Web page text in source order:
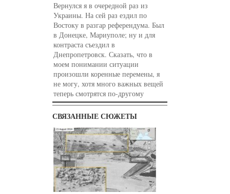
Вернулся я в очередной раз из
Украины. На сей раз ездил по
Востоку в разгар референдума. Был
в Донецке, Мариуполе; ну и для
контраста съездил в
Днепропетровск. Сказать, что в
моем понимании ситуации
произошли коренные перемены, я
не могу, хотя много важных вещей
теперь смотрятся по-другому
СВЯЗАННЫЕ СЮЖЕТЫ